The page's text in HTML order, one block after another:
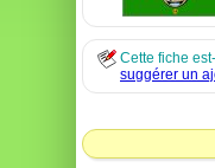
Cette fiche
suggérer un